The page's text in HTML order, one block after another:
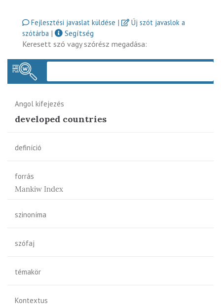
Fejlesztési javaslat küldése |
Új szót javaslok a
szótárba |
Segítség
Keresett szó vagy szórész megadása:
Angol kifejezés
developed countries
definíció
forrás
Mankiw Index
szinoníma
szófaj
témakör
Kontextus